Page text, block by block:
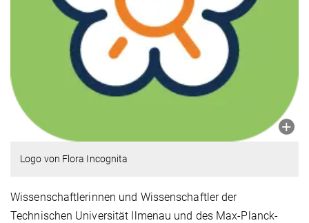
Logo von Flora Incognita
Wissenschaftlerinnen und Wissenschaftler der
Technischen Universität Ilmenau und des Max-Planck-